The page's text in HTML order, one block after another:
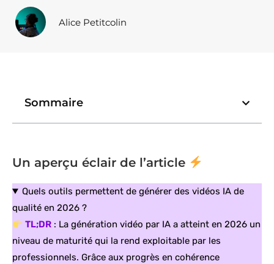
Alice Petitcolin
Sommaire
Un aperçu éclair de l’article
Quels outils permettent de générer des vidéos IA de
qualité en 2026 ?
TL;DR : La génération vidéo par IA a atteint en 2026 un
niveau de maturité qui la rend exploitable par les
professionnels. Grâce aux progrès en cohérence